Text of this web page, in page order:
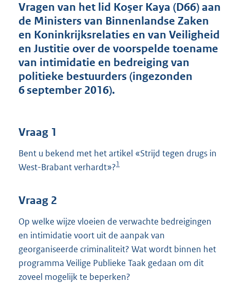
d
s
g
r
o
t
b
Vragen van het lid Koşer Kaya (D66) aan
de Ministers van Binnenlandse Zaken
en Koninkrijksrelaties en van Veiligheid
en Justitie over de voorspelde toename
van intimidatie en bedreiging van
politieke bestuurders (ingezonden
6 september 2016).
Vraag 1
Bent u bekend met het artikel «Strijd tegen drugs in
West-Brabant verhardt»?1
Vraag 2
Op welke wijze vloeien de verwachte bedreigingen
en intimidatie voort uit de aanpak van
georganiseerde criminaliteit? Wat wordt binnen het
programma Veilige Publieke Taak gedaan om dit
zoveel mogelijk te beperken?